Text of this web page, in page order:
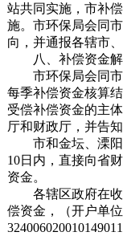
站共同实施，市补
施。市环保局会同
向，并通报各辖市、
八、补偿资金解
市环保局会同市
每季补偿资金核算
受偿补偿资金的主
厅和财政厅，并告
市和金坛、溧阳
10日内，直接向省
资金。
各辖区政府在收
偿资金，（开户单